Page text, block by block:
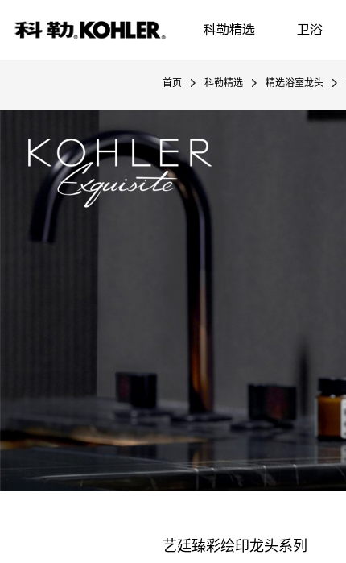
科勒精选 卫浴
首页 科勒精选 精选浴室龙头
艺廷臻彩绘印龙头系列